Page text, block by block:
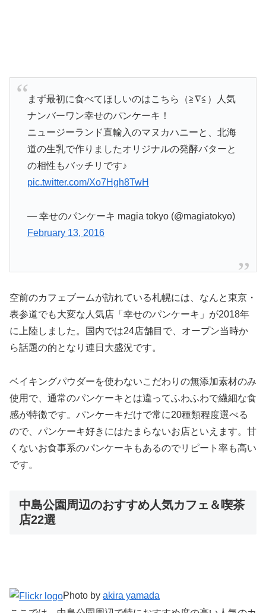
まず最初に食べてほしいのはこちら（≧∇≦）人気
ナンバーワン幸せのパンケーキ！
ニュージーランド直輸入のマヌカハニーと、北海
道の生乳で作りましたオリジナルの発酵バターと
の相性もバッチリです♪
pic.twitter.com/Xo7Hgh8TwH
— 幸せのパンケーキ magia tokyo (@magiatokyo)
February 13, 2016
空前のカフェブームが訪れている札幌には、なんと東京・
表参道でも大変な人気店「幸せのパンケーキ」が2018年
に上陸しました。国内では24店舗目で、オープン当時か
ら話題の的となり連日大盛況です。
ベイキングパウダーを使わないこだわりの無添加素材のみ
使用で、通常のパンケーキとは違ってふわふわで繊細な食
感が特徴です。パンケーキだけで常に20種類程度選べる
ので、パンケーキ好きにはたまらないお店といえます。甘
くないお食事系のパンケーキもあるのでリピート率も高い
です。
中島公園周辺のおすすめ人気カフェ＆喫茶
店22選
Photo by akira yamada